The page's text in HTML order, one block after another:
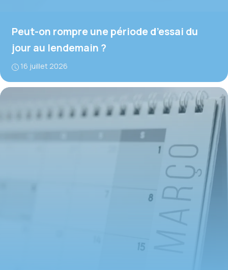
Peut-on rompre une période d’essai du
jour au lendemain ?
16 juillet 2026